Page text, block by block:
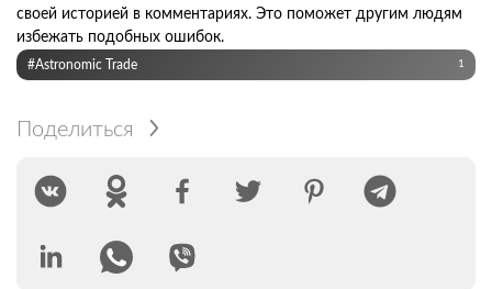
своей историей в комментариях. Это поможет другим людям
избежать подобных ошибок.
#Astronomic Trade 1
Поделиться